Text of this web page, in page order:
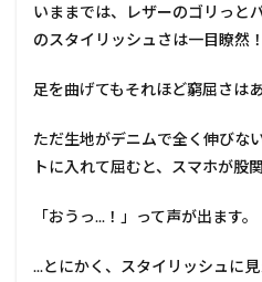
いままでは、レザーのゴリっと
のスタイリッシュさは一目瞭然！
足を曲げてもそれほど窮屈さは
ただ生地がデニムで全く伸びな
トに入れて屈むと、スマホが股
「おうっ...！」って声が出ます。
...とにかく、スタイリッシュに